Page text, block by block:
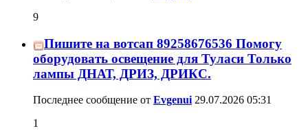
9
Пишите на вотсап 89258676536 Помогу
оборудовать освещение для Туласи Только
лампы ДНАТ, ДРИЗ, ДРИКС.
Последнее сообщение от Evgenui29.07.2026 05:31
1